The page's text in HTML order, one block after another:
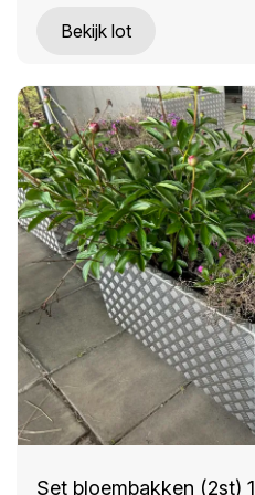
Bekijk lot
Set bloembakken (2st)